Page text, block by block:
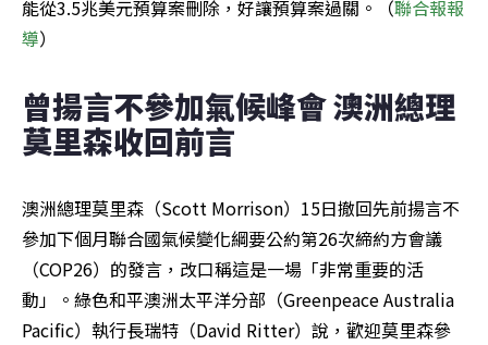
能從3.5兆美元預算案刪除，好讓預算案過關。（聯合報報
導）
曾揚言不參加氣候峰會 澳洲總理
莫里森收回前言
澳洲總理莫里森（Scott Morrison）15日撤回先前揚言不
參加下個月聯合國氣候變化綱要公約第26次締約方會議
（COP26）的發言，改口稱這是一場「非常重要的活
動」。綠色和平澳洲太平洋分部（Greenpeace Australia
Pacific）執行長瑞特（David Ritter）說，歡迎莫里森參